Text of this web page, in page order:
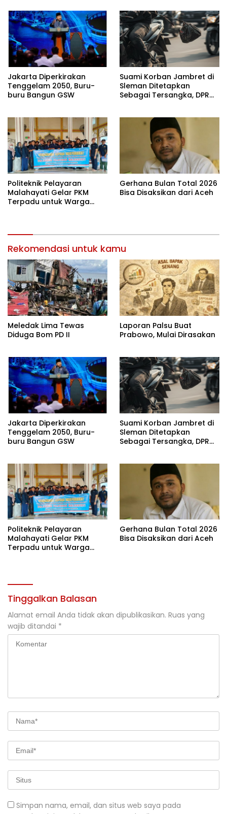
Jakarta Diperkirakan
Tenggelam 2050, Buru-
buru Bangun GSW
Suami Korban Jambret di
Sleman Ditetapkan
Sebagai Tersangka, DPR
Politeknik Pelayaran
Malahayati Gelar PKM
Terpadu untuk Warga
Gerhana Bulan Total 2026
Bisa Disaksikan dari Aceh
Rekomendasi untuk kamu
Meledak Lima Tewas
Diduga Bom PD II
Laporan Palsu Buat
Prabowo, Mulai Dirasakan
Jakarta Diperkirakan
Tenggelam 2050, Buru-
buru Bangun GSW
Suami Korban Jambret di
Sleman Ditetapkan
Sebagai Tersangka, DPR
Politeknik Pelayaran
Malahayati Gelar PKM
Terpadu untuk Warga
Gerhana Bulan Total 2026
Bisa Disaksikan dari Aceh
Tinggalkan Balasan
Alamat email Anda tidak akan dipublikasikan. Ruas yang
wajib ditandai *
Simpan nama, email, dan situs web saya pada